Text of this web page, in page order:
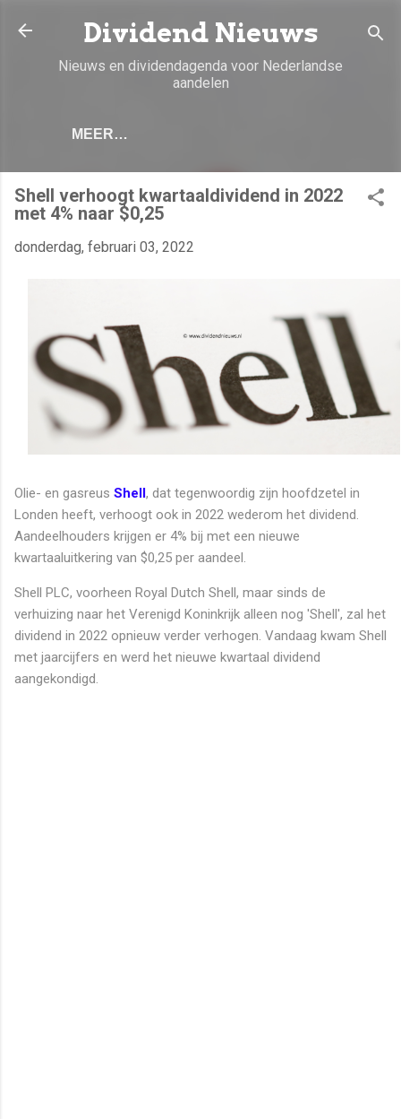
Doorgaan naar hoofdcontent
Dividend Nieuws
Nieuws en dividendagenda voor Nederlandse
aandelen
MEER…
Shell verhoogt kwartaaldividend in 2022
met 4% naar $0,25
donderdag, februari 03, 2022
Olie- en gasreus Shell, dat tegenwoordig zijn hoofdzetel in
Londen heeft, verhoogt ook in 2022 wederom het dividend.
Aandeelhouders krijgen er 4% bij met een nieuwe
kwartaaluitkering van $0,25 per aandeel.
Shell PLC, voorheen Royal Dutch Shell, maar sinds de
verhuizing naar het Verenigd Koninkrijk alleen nog 'Shell', zal het
dividend in 2022 opnieuw verder verhogen. Vandaag kwam Shell
met jaarcijfers en werd het nieuwe kwartaal dividend
aangekondigd.